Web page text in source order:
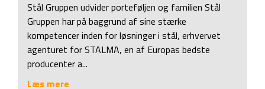
Stål Gruppen udvider porteføljen og familien Stål
Gruppen har på baggrund af sine stærke
kompetencer inden for løsninger i stål, erhvervet
agenturet for STALMA, en af Europas bedste
producenter a...
Læs mere